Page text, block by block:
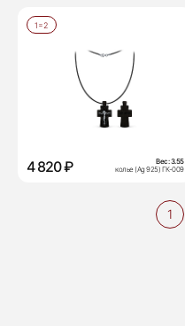
1=2
4 820 ₽ Вес:3.55
колье (Ag 925) ГК-009
1